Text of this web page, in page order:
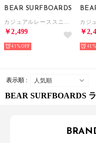
BEAR SURFBOARDS
￥2,499
41%
￥
41%
表示順 :
BEAR SURFBOARDS